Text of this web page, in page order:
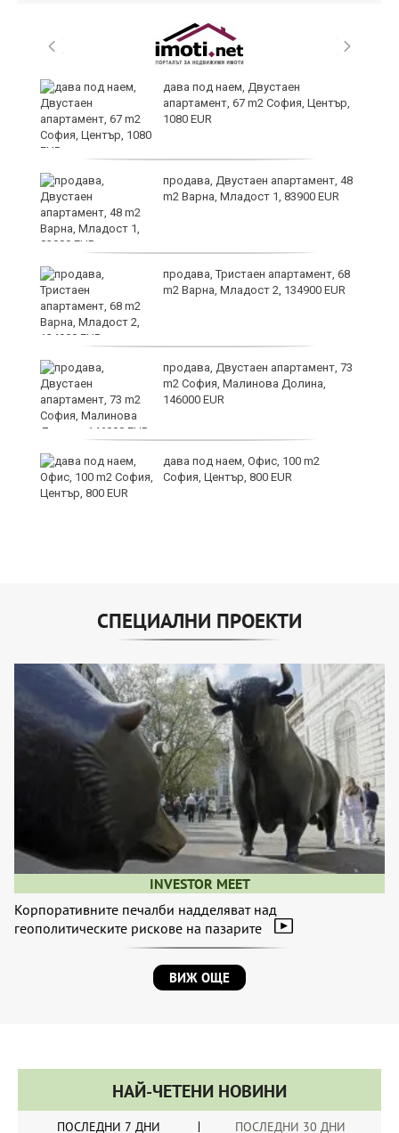
дава под наем, Двустаен
апартамент, 67 m2 София, Център,
1080 EUR
продава, Двустаен апартамент, 48
m2 Варна, Младост 1, 83900 EUR
продава, Тристаен апартамент, 68
m2 Варна, Младост 2, 134900 EUR
продава, Двустаен апартамент, 73
m2 София, Малинова Долина,
146000 EUR
дава под наем, Офис, 100 m2
София, Център, 800 EUR
СПЕЦИАЛНИ ПРОЕКТИ
INVESTOR MEET
Корпоративните печалби надделяват над
геополитическите рискове на пазарите
ВИЖ ОЩЕ
НАЙ-ЧЕТЕНИ НОВИНИ
ПОСЛЕДНИ 7 ДНИ ПОСЛЕДНИ 30 ДНИ